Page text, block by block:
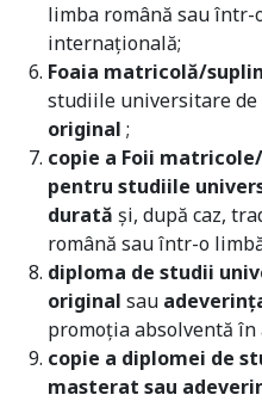
limba română sau
internațională;
Foaia matricolă/
studiile universitare
original ;
copie a Foii
pentru studiile
durată și, după caz,
română sau într-o
diploma de studii
original sau
promoția absolventă în
copie a diplomei de
masterat sau